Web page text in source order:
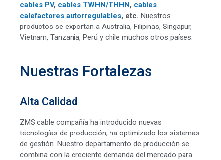
cables PV, cables TWHN/THHN , cables
calefactores autorregulables, etc. Nuestros
productos se exportan a Australia, Filipinas, Singapur,
Vietnam, Tanzania, Perú y chile muchos otros países.
Nuestras Fortalezas
Alta Calidad
ZMS cable compañía ha introducido nuevas
tecnologías de producción, ha optimizado los sistemas
de gestión. Nuestro departamento de producción se
combina con la creciente demanda del mercado para